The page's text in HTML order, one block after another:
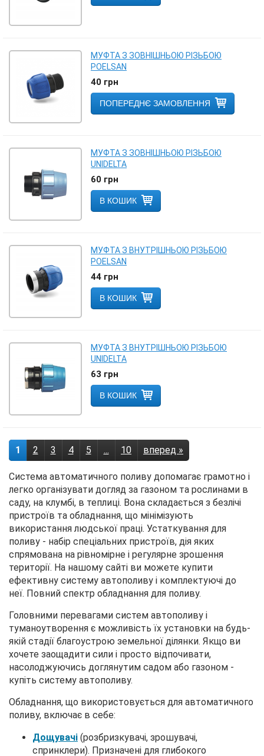
МУФТА З ЗОВНІШНЬОЮ РІЗЬБОЮ
POELSAN
40 грн
ПОПЕРЕДНЄ ЗАМОВЛЕННЯ
МУФТА З ЗОВНІШНЬОЮ РІЗЬБОЮ
UNIDELTA
60 грн
В КОШИК
МУФТА З ВНУТРІШНЬОЮ РІЗЬБОЮ
POELSAN
44 грн
В КОШИК
МУФТА З ВНУТРІШНЬОЮ РІЗЬБОЮ
UNIDELTA
63 грн
В КОШИК
1 2 3 4 5 ... 10 вперед »
Система автоматичного поливу допомагає грамотно і
легко організувати догляд за газоном та рослинами в
саду, на клумбі, в теплиці. Вона складається з безлічі
пристроїв та обладнання, що мінімізують
використання людської праці. Устаткування для
поливу - набір спеціальних пристроїв, дія яких
спрямована на рівномірне і регулярне зрошення
території. На нашому сайті ви можете купити
ефективну систему автополиву і комплектуючі до
неї. Повний спектр обладнання для поливу.
Головними перевагами систем автополиву і
туманоутворення є можливість їх установки на будь-
якій стадії благоустрою земельної ділянки. Якщо ви
хочете заощадити сили і просто відпочивати,
насолоджуючись доглянутим садом або газоном -
купіть систему автополиву.
Обладнання, що використовується для автоматичного
поливу, включає в себе:
Дощувачі (розбризкувачі, зрошувачі,
спринклери). Призначені для глибокого